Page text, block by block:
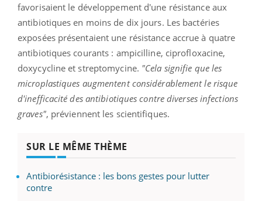
favorisaient le développement d'une résistance aux
antibiotiques en moins de dix jours. Les bactéries
exposées présentaient une résistance accrue à quatre
antibiotiques courants : ampicilline, ciprofloxacine,
doxycycline et streptomycine. "Cela signifie que les
microplastiques augmentent considérablement le risque
d'inefficacité des antibiotiques contre diverses infections
graves", préviennent les scientifiques.
SUR LE MÊME THÈME
Antibiorésistance : les bons gestes pour lutter
contre